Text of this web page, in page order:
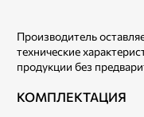
Производитель
технические
продукции без
КОМПЛЕКТАЦИЯ